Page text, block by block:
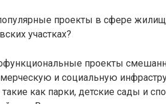
проекты в сфере
участках?
проекты
и социальную
как парки, детские сады и